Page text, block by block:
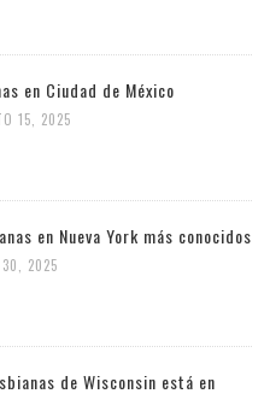
en Ciudad de México
15, 2025
en Nueva York más conocidos
30, 2025
de Wisconsin está en